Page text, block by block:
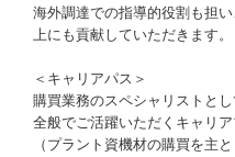
海外調達での指導的役割も担
上にも貢献していただきます。
＜キャリアパス＞
購買業務のスペシャリストと
全般でご活躍いただくキャリ
（プラント資機材の購買を主